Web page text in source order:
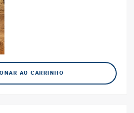
AO CARRINHO